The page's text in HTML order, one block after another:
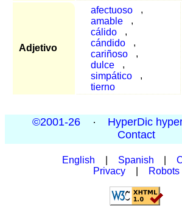
Adjetivo
afectuoso
,
amable
,
cálido
,
cándido
,
cariñoso
,
dulce
,
simpático
,
tierno
©2001-26 · HyperDic
Contact
English Spanish
Privacy
Robots